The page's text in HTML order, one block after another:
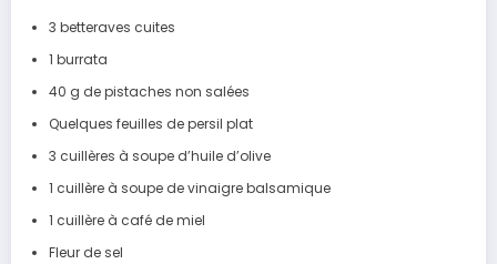
3 betteraves cuites
1 burrata
40 g de pistaches non salées
Quelques feuilles de persil plat
3 cuillères à soupe d’huile d’olive
1 cuillère à soupe de vinaigre balsamique
1 cuillère à café de miel
Fleur de sel